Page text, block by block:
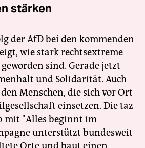
stärken
der AfD bei den kommenden
wie stark rechtsextreme
sind. Gerade jetzt
und Solidarität. Auch
Menschen, die sich vor Ort
einsetzen. Die taz
mit "Alles beginnt im
unterstützt bundesweit